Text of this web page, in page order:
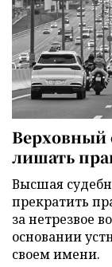
Верховный
лишать
Высшая
прекратить
за нетрезвое
основании
своем имени.